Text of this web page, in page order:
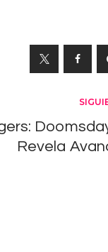
Revela